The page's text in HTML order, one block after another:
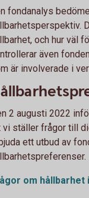
fondanalys
och hur väl
även
är involverade i
2 augusti 2022
vi ställer frågor till
ett utbud av
om hållbarhet i